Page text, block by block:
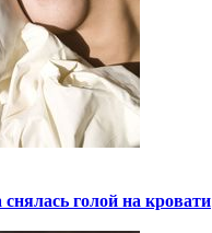
голой на кровати